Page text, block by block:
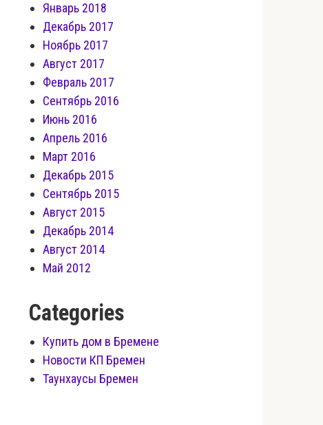
Январь 2018
Декабрь 2017
Ноябрь 2017
Август 2017
Февраль 2017
Сентябрь 2016
Июнь 2016
Апрель 2016
Март 2016
Декабрь 2015
Сентябрь 2015
Август 2015
Декабрь 2014
Август 2014
Май 2012
Categories
Купить дом в Бремене
Новости КП Бремен
Таунхаусы Бремен